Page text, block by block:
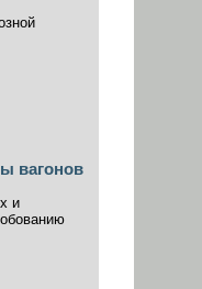
вагонов
и